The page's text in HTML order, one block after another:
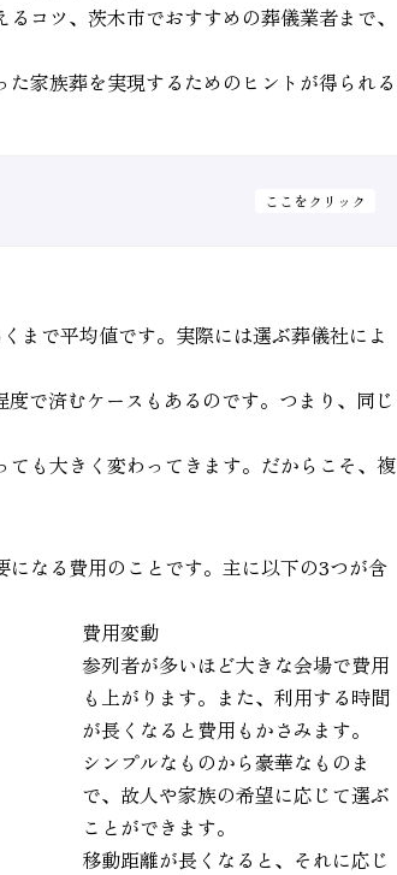
コツ、茨木市でおすすめの葬儀業者まで、
家族葬を実現するためのヒントが得られる
ここをクリック
まで平均値です。実際には選ぶ葬儀社によ
で済むケースもあるのです。つまり、同じ
も大きく変わってきます。だからこそ、複
なる費用のことです。主に以下の3つが含
費用変動
参列者が多いほど大きな会場で費用
も上がります。また、利用する時間
が長くなると費用もかさみます。
シンプルなものから豪華なものま
で、故人や家族の希望に応じて選ぶ
ことができます。
移動距離が長くなると、それに応じ